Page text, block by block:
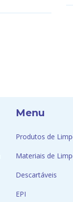
Menu
Produtos de
Materiais de
Descartáveis
EPI